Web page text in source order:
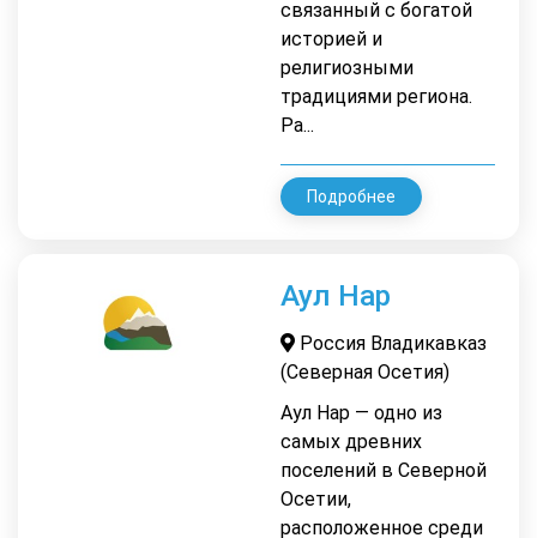
связанный с богатой
историей и
религиозными
традициями региона.
Ра...
Подробнее
Аул Нар
Россия Владикавказ
(Северная Осетия)
Аул Нар — одно из
самых древних
поселений в Северной
Осетии,
расположенное среди